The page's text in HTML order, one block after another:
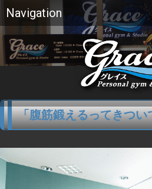
Navigation
「腹筋鍛えるってきつい